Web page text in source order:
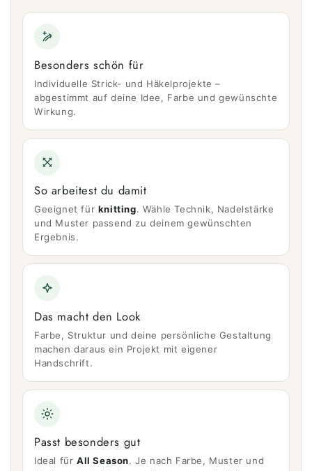
Besonders schön für
Individuelle Strick- und Häkelprojekte –
abgestimmt auf deine Idee, Farbe und gewünschte
Wirkung.
So arbeitest du damit
Geeignet für knitting. Wähle Technik, Nadelstärke
und Muster passend zu deinem gewünschten
Ergebnis.
Das macht den Look
Farbe, Struktur und deine persönliche Gestaltung
machen daraus ein Projekt mit eigener
Handschrift.
Passt besonders gut
Ideal für All Season. Je nach Farbe, Muster und